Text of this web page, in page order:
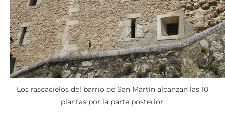
Los rascacielos del barrio de San Martín alcanzan las 10
plantas por la parte posterior.